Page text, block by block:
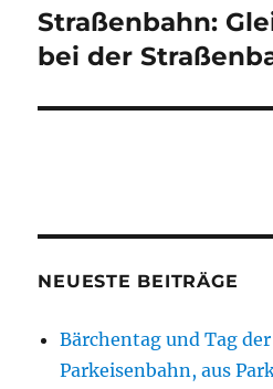
Nächster
Beitrag:
Straßenbahn:
bei der
NEUESTE BEITRÄGE
Bärchentag und Tag
Parkeisenbahn, aus